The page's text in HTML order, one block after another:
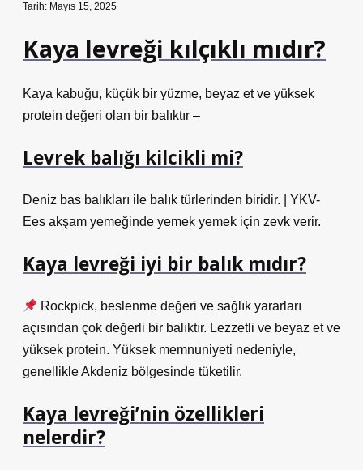
Tarih: Mayıs 15, 2025
Kaya levreği kılçıklı mıdır?
Kaya kabuğu, küçük bir yüzme, beyaz et ve yüksek
protein değeri olan bir balıktır –
Levrek balığı kilcikli mi?
Deniz bas balıkları ile balık türlerinden biridir. | YKV-
Ees akşam yemeğinde yemek yemek için zevk verir.
Kaya levreği iyi bir balık mıdır?
Rockpick, beslenme değeri ve sağlık yararları
açısından çok değerli bir balıktır. Lezzetli ve beyaz et ve
yüksek protein. Yüksek memnuniyeti nedeniyle,
genellikle Akdeniz bölgesinde tüketilir.
Kaya levreği’nin özellikleri
nelerdir?